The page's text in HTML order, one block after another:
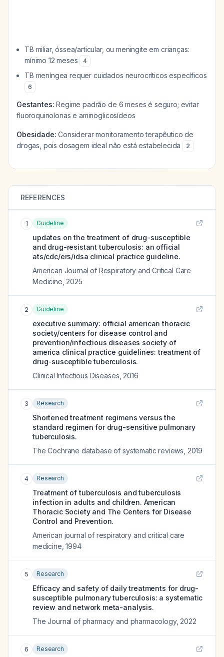
TB miliar, óssea/articular, ou meningite em crianças:
mínimo 12 meses
4
TB meníngea requer cuidados neurocríticos específicos
6
Gestantes: Regime padrão de 6 meses é seguro; evitar
fluoroquinolonas e aminoglicosídeos
Obesidade: Considerar monitoramento terapêutico de
drogas, pois dosagem ideal não está estabelecida
2
REFERENCES
1 Guideline
updates on the treatment of drug-susceptible
and drug-resistant tuberculosis: an official
ats/cdc/ers/idsa clinical practice guideline.
American Journal of Respiratory and Critical Care
Medicine 2025
2 Guideline
executive summary: official american thoracic
society/centers for disease control and
prevention/infectious diseases society of
america clinical practice guidelines: treatment of
drug-susceptible tuberculosis.
Clinical Infectious Diseases 2016
3 Research
Shortened treatment regimens versus the
standard regimen for drug-sensitive pulmonary
tuberculosis.
The Cochrane database of systematic reviews 2019
4 Research
Treatment of tuberculosis and tuberculosis
infection in adults and children. American
Thoracic Society and The Centers for Disease
Control and Prevention.
American journal of respiratory and critical care
medicine ,1994
5 Research
Efficacy and safety of daily treatments for drug-
susceptible pulmonary tuberculosis: a systematic
review and network meta-analysis.
The Journal of pharmacy and pharmacology, 2022
6 Research